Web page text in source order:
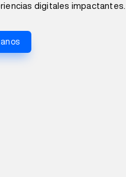
digitales impactantes.